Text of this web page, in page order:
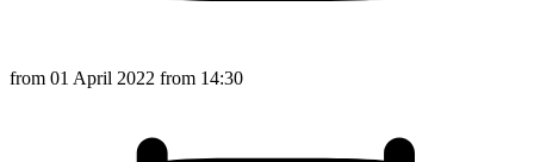
from 01 April 2022 from 14:30